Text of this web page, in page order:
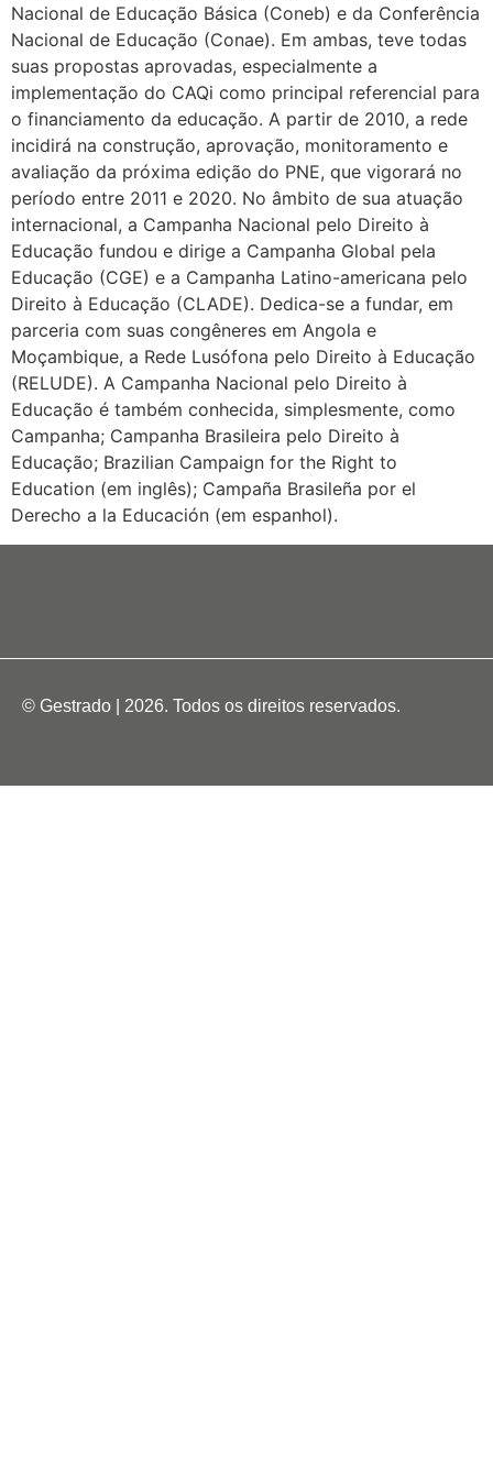
Nacional de Educação Básica (Coneb) e da Conferência
Nacional de Educação (Conae). Em ambas, teve todas
suas propostas aprovadas, especialmente a
implementação do CAQi como principal referencial para
o financiamento da educação. A partir de 2010, a rede
incidirá na construção, aprovação, monitoramento e
avaliação da próxima edição do PNE, que vigorará no
período entre 2011 e 2020. No âmbito de sua atuação
internacional, a Campanha Nacional pelo Direito à
Educação fundou e dirige a Campanha Global pela
Educação (CGE) e a Campanha Latino-americana pelo
Direito à Educação (CLADE). Dedica-se a fundar, em
parceria com suas congêneres em Angola e
Moçambique, a Rede Lusófona pelo Direito à Educação
(RELUDE). A Campanha Nacional pelo Direito à
Educação é também conhecida, simplesmente, como
Campanha; Campanha Brasileira pelo Direito à
Educação; Brazilian Campaign for the Right to
Education (em inglês); Campaña Brasileña por el
Derecho a la Educación (em espanhol).
© Gestrado | 2026. Todos os direitos reservados.